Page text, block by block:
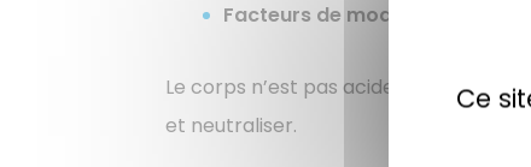
Facteurs de mode de vie :
Le corps n’est pas acide “par nature”,
et neutraliser.
Ce